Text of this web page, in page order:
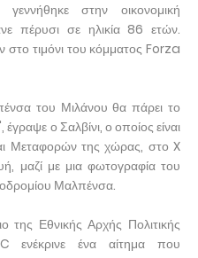
στην οικονομική
πέρυσι σε ηλικία 86 ετών.
τιμόνι του κόμματος Forza
του Μιλάνου θα πάρει το
ο Σαλβίνι, ο οποίος είναι
Μεταφορών της χώρας, στο X
μαζί με μια φωτογραφία του
Μαλπένσα.
της Εθνικής Αρχής Πολιτικής
ενέκρινε ένα αίτημα που